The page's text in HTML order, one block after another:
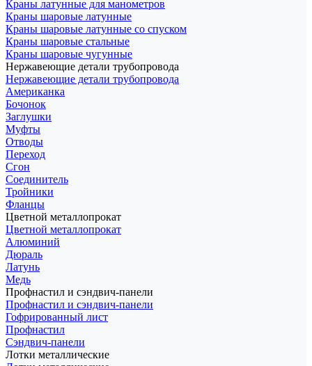
Краны латунные для манометров
Краны шаровые латунные
Краны шаровые латунные со спуском
Краны шаровые стальные
Краны шаровые чугунные
Нержавеющие детали трубопровода
Нержавеющие детали трубопровода
Американка
Бочонок
Заглушки
Муфты
Отводы
Переход
Сгон
Соединитель
Тройники
Фланцы
Цветной металлопрокат
Цветной металлопрокат
Алюминий
Дюраль
Латунь
Медь
Профнастил и сэндвич-панели
Профнастил и сэндвич-панели
Гофрированный лист
Профнастил
Сэндвич-панели
Лотки металлические